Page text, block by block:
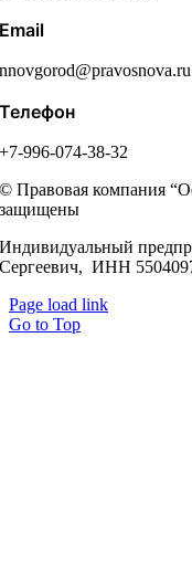
Email
nnovgorod@pravosnova.ru
Телефон
+7-996-074-38-32
© Правовая компания
защищены
Индивидуальный
Сергеевич, ИНН
Page load link
Go to Top